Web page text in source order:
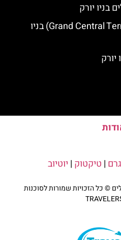
יורק
תחנת גרנד סנטרל (Grand Central Terminal) בניו
יורק
| טיקטוק | יוטיוב
© כל הזכויות שמורות לסוכנות